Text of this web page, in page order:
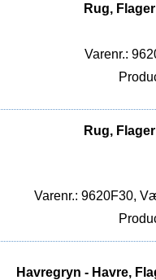
Rug,
Varenr.:
Rug,
Varenr.: 9620F30,
Havregryn - Havre,